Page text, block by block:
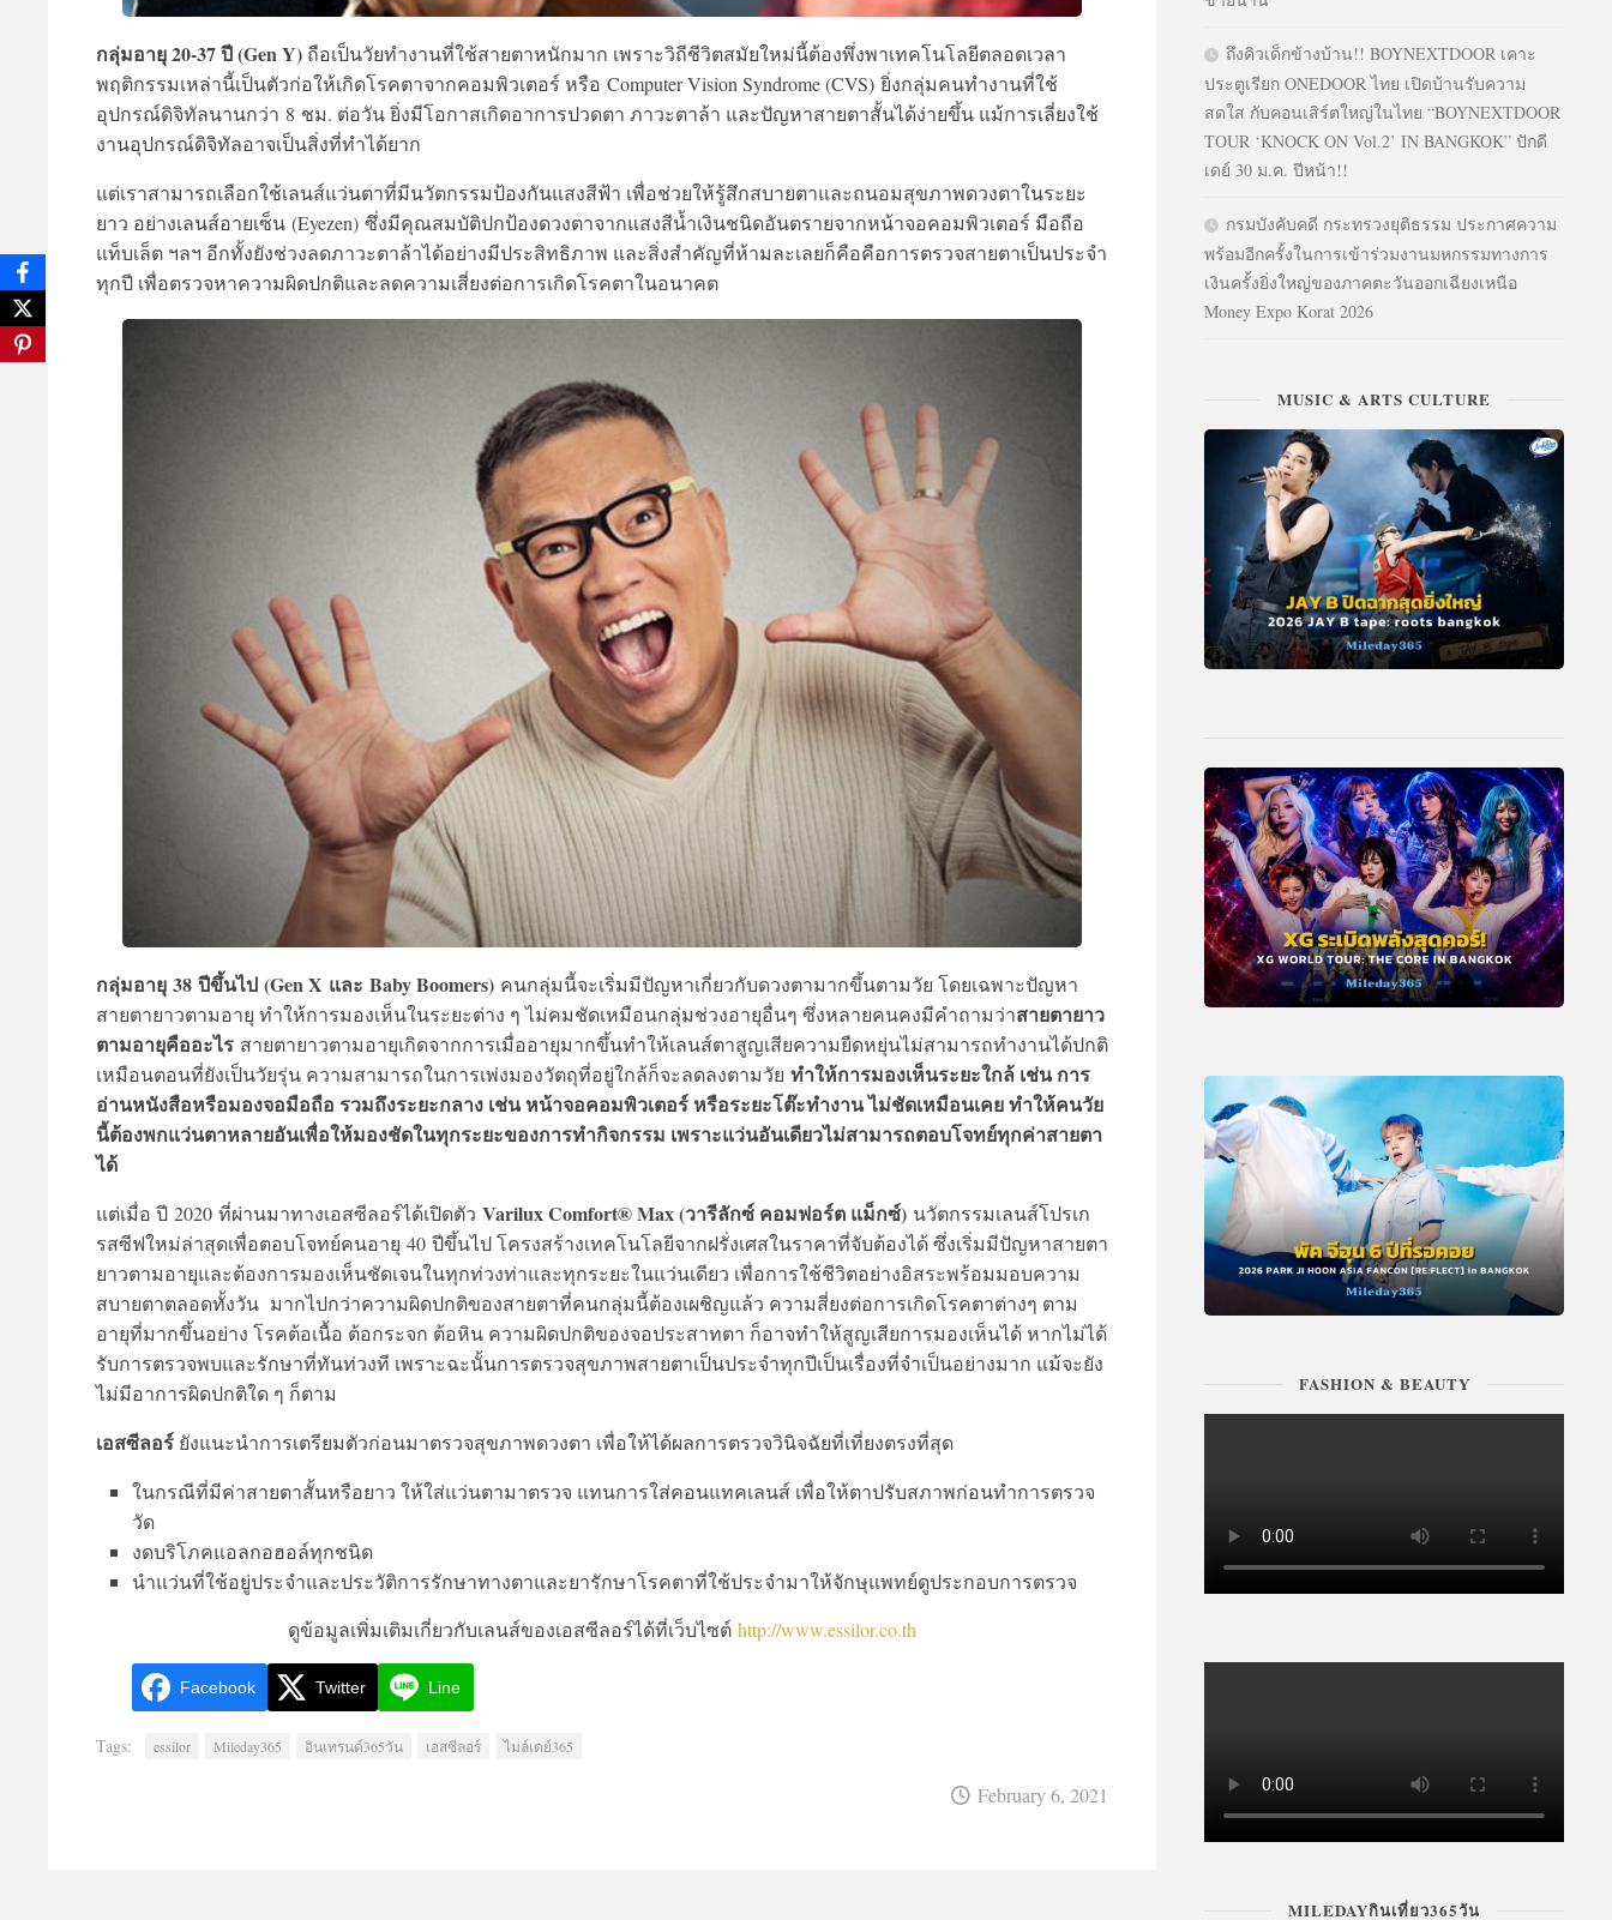
กลุ่มอายุ 20-37 ปี (Gen Y) ถือเป็นวัยทำงานที่ใช้สายตาหนักมาก เพราะวิถีชีวิตสมัยใหม่นี้ต้องพึ่งพาเทคโนโลยีตลอดเวลา
พฤติกรรมเหล่านี้เป็นตัวก่อให้เกิดโรคตาจากคอมพิวเตอร์ หรือ Computer Vision Syndrome (CVS) ยิ่งกลุ่มคนทำงานที่ใช้
อุปกรณ์ดิจิทัลนานกว่า 8 ชม. ต่อวัน ยิ่งมีโอกาสเกิดอาการปวดตา ภาวะตาล้า และปัญหาสายตาสั้นได้ง่ายขึ้น แม้การเลี่ยงใช้
งานอุปกรณ์ดิจิทัลอาจเป็นสิ่งที่ทำได้ยาก
แต่เราสามารถเลือกใช้เลนส์แว่นตาที่มีนวัตกรรมป้องกันแสงสีฟ้า เพื่อช่วยให้รู้สึกสบายตาและถนอมสุขภาพดวงตาในระยะ
ยาว อย่างเลนส์อายเซ็น (Eyezen) ซึ่งมีคุณสมบัติปกป้องดวงตาจากแสงสีน้ำเงินชนิดอันตรายจากหน้าจอคอมพิวเตอร์ มือถือ
แท็บเล็ต ฯลฯ อีกทั้งยังช่วงลดภาวะตาล้าได้อย่างมีประสิทธิภาพ และสิ่งสำคัญที่ห้ามละเลยก็คือคือการตรวจสายตาเป็นประจำ
ทุกปี เพื่อตรวจหาความผิดปกติและลดความเสี่ยงต่อการเกิดโรคตาในอนาคต
กลุ่มอายุ 38 ปีขึ้นไป (Gen X และ Baby Boomers) คนกลุ่มนี้จะเริ่มมีปัญหาเกี่ยวกับดวงตามากขึ้นตามวัย โดยเฉพาะปัญหา
สายตายาวตามอายุ ทำให้การมองเห็นในระยะต่าง ๆ ไม่คมชัดเหมือนกลุ่มช่วงอายุอื่นๆ ซึ่งหลายคนคงมีคำถามว่าสายตายาว
ตามอายุคืออะไร สายตายาวตามอายุเกิดจากการเมื่ออายุมากขึ้นทำให้เลนส์ตาสูญเสียความยืดหยุ่นไม่สามารถทำงานได้ปกติ
เหมือนตอนที่ยังเป็นวัยรุ่น ความสามารถในการเพ่งมองวัตถุที่อยู่ใกล้ก็จะลดลงตามวัย ทำให้การมองเห็นระยะใกล้ เช่น การ
อ่านหนังสือหรือมองจอมือถือ รวมถึงระยะกลาง เช่น หน้าจอคอมพิวเตอร์ หรือระยะโต๊ะทำงาน ไม่ชัดเหมือนเคย ทำให้คนวัย
นี้ต้องพกแว่นตาหลายอันเพื่อให้มองชัดในทุกระยะของการทำกิจกรรม เพราะแว่นอันเดียวไม่สามารถตอบโจทย์ทุกค่าสายตา
ได้
แต่เมื่อ ปี 2020 ที่ผ่านมาทางเอสซีลอร์ได้เปิดตัว Varilux Comfort® Max (วารีลักซ์ คอมฟอร์ต แม็กซ์) นวัตกรรมเลนส์โปรเก
รสซีฟใหม่ล่าสุดเพื่อตอบโจทย์คนอายุ 40 ปีขึ้นไป โครงสร้างเทคโนโลยีจากฝรั่งเศสในราคาที่จับต้องได้ ซึ่งเริ่มมีปัญหาสายตา
ยาวตามอายุและต้องการมองเห็นชัดเจนในทุกท่วงท่าและทุกระยะในแว่นเดียว เพื่อการใช้ชีวิตอย่างอิสระพร้อมมอบความ
สบายตาตลอดทั้งวัน มากไปกว่าความผิดปกติของสายตาที่คนกลุ่มนี้ต้องเผชิญแล้ว ความสี่ยงต่อการเกิดโรคตาต่างๆ ตาม
อายุที่มากขึ้นอย่าง โรคต้อเนื้อ ต้อกระจก ต้อหิน ความผิดปกติของจอประสาทตา ก็อาจทำให้สูญเสียการมองเห็นได้ หากไม่ได้
รับการตรวจพบและรักษาที่ทันท่วงที เพราะฉะนั้นการตรวจสุขภาพสายตาเป็นประจำทุกปีเป็นเรื่องที่จำเป็นอย่างมาก แม้จะยัง
ไม่มีอาการผิดปกติใด ๆ ก็ตาม
เอสซีลอร์ ยังแนะนำการเตรียมตัวก่อนมาตรวจสุขภาพดวงตา เพื่อให้ได้ผลการตรวจวินิจฉัยที่เที่ยงตรงที่สุด
ในกรณีที่มีค่าสายตาสั้นหรือยาว ให้ใส่แว่นตามาตรวจ แทนการใส่คอนแทคเลนส์ เพื่อให้ตาปรับสภาพก่อนทำการตรวจ
วัด
งดบริโภคแอลกอฮอล์ทุกชนิด
นำแว่นที่ใช้อยู่ประจำและประวัติการรักษาทางตาและยารักษาโรคตาที่ใช้ประจำมาให้จักษุแพทย์ดูประกอบการตรวจ
ดูข้อมูลเพิ่มเติมเกี่ยวกับเลนส์ของเอสซีลอร์ได้ที่เว็บไซต์ http://www.essilor.co.th
Facebook Twitter Line
Tags: essilor Mileday365 อินเทรนด์365วัน เอสซีลอร์ ไมล์เดย์365
February 6, 2021
ถึงคิวเด็กข้างบ้าน!! BOYNEXTDOOR เคาะ
ประตูเรียก ONEDOOR ไทย เปิดบ้านรับความ
สดใส กับคอนเสิร์ตใหญ่ในไทย “BOYNEXTDOOR
TOUR ‘KNOCK ON Vol.2’ IN BANGKOK” ปักดี
เดย์ 30 ม.ค. ปีหน้า!!
กรมบังคับคดี กระทรวงยุติธรรม ประกาศความ
พร้อมอีกครั้งในการเข้าร่วมงานมหกรรมทางการ
เงินครั้งยิ่งใหญ่ของภาคตะวันออกเฉียงเหนือ
Money Expo Korat 2026
MUSIC & ARTS CULTURE
FASHION & BEAUTY
MILEDAYกินเที่ยว365วัน